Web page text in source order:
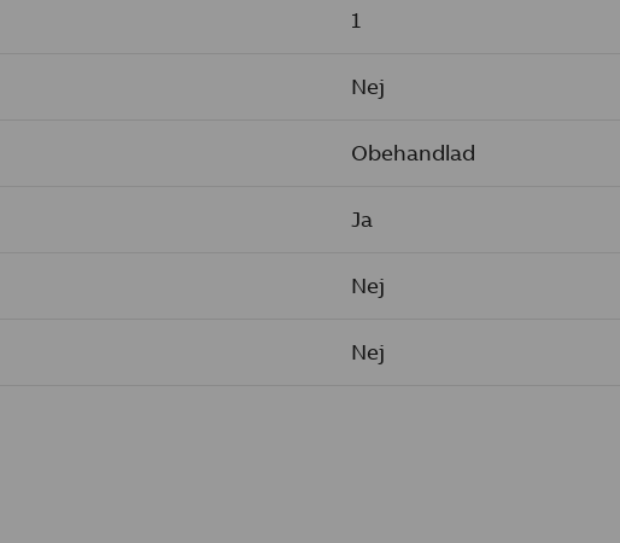
1
Nej
Obehandlad
Ja
Nej
Nej